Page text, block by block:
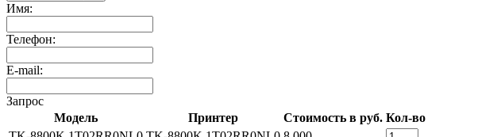
Имя:
Телефон:
E-mail:
Запрос
Модель
Принтер Стоимость в руб. Кол-во